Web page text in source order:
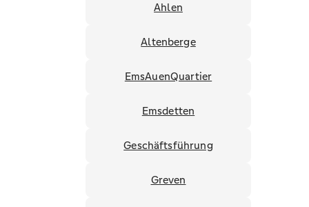
Ahlen
Altenberge
EmsAuenQuartier
Emsdetten
Geschäftsführung
Greven